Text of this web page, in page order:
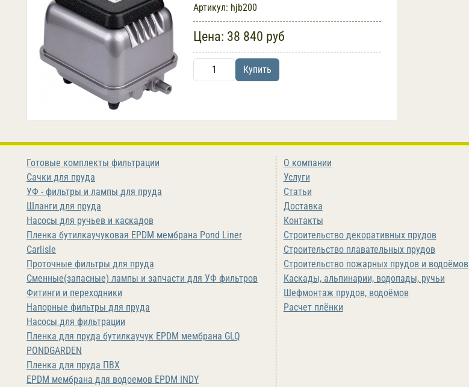
Артикул: hjb200
Цена: 38 840 руб
Купить
Готовые комплекты фильтрации
Сачки для пруда
УФ - фильтры и лампы для пруда
Шланги для пруда
Насосы для ручьев и каскадов
Пленка бутилкаучуковая EPDM мембрана Pond Liner
Carlisle
Проточные фильтры для пруда
Сменные(запасные) лампы и запчасти для УФ фильтров
Фитинги и переходники
Напорные фильтры для пруда
Насосы для фильтрации
Пленка для пруда бутилкаучук EPDM мембрана GLQ
PONDGARDEN
Пленка для пруда ПВХ
EPDM мембрана для водоемов EPDM INDY
О компании
Услуги
Статьи
Доставка
Контакты
Строительство декоративных прудов
Строительство плавательных прудов
Строительство пожарных прудов и водоёмов
Каскады, альпинарии, водопады, ручьи
Шефмонтаж прудов, водоёмов
Расчет плёнки